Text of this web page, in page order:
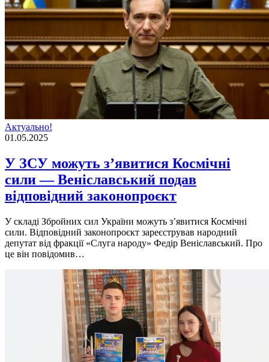
Актуально!
01.05.2025
У ЗСУ можуть з’явитися Космічні
сили — Веніславський подав
відповідний законопроєкт
У складі Збройних сил України можуть з’явитися Космічні
сили. Відповідний законопроєкт зареєстрував народний
депутат від фракції «Слуга народу» Федір Веніславський. Про
це він повідомив…